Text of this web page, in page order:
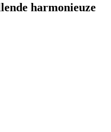
harmonieuze